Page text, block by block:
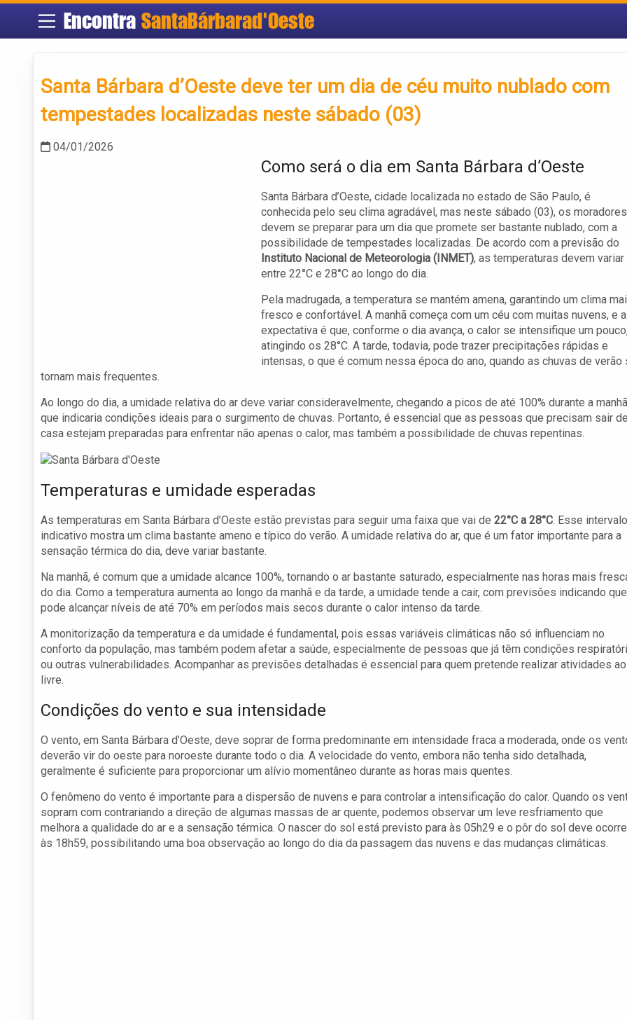
Encontra SantaBárbarad'Oeste
Santa Bárbara d’Oeste deve ter um dia de céu muito nublado com
tempestades localizadas neste sábado (03)
04/01/2026
Como será o dia em Santa Bárbara d’Oeste
Santa Bárbara d’Oeste, cidade localizada no estado de São Paulo, é
conhecida pelo seu clima agradável, mas neste sábado (03), os moradores
devem se preparar para um dia que promete ser bastante nublado, com a
possibilidade de tempestades localizadas. De acordo com a previsão do
Instituto Nacional de Meteorologia (INMET), as temperaturas devem variar
entre 22°C e 28°C ao longo do dia.
Pela madrugada, a temperatura se mantém amena, garantindo um clima
fresco e confortável. A manhã começa com um céu com muitas nuvens, e a
expectativa é que, conforme o dia avança, o calor se intensifique um
atingindo os 28°C. A tarde, todavia, pode trazer precipitações rápidas e
intensas, o que é comum nessa época do ano, quando as chuvas de verão
tornam mais frequentes.
Ao longo do dia, a umidade relativa do ar deve variar consideravelmente, chegando a picos de até 100% durante a
que indicaria condições ideais para o surgimento de chuvas. Portanto, é essencial que as pessoas que precisam sair
casa estejam preparadas para enfrentar não apenas o calor, mas também a possibilidade de chuvas repentinas.
Temperaturas e umidade esperadas
As temperaturas em Santa Bárbara d’Oeste estão previstas para seguir uma faixa que vai de 22°C a 28°C. Esse intervalo
indicativo mostra um clima bastante ameno e típico do verão. A umidade relativa do ar, que é um fator importante para a
sensação térmica do dia, deve variar bastante.
Na manhã, é comum que a umidade alcance 100%, tornando o ar bastante saturado, especialmente nas horas mais
do dia. Como a temperatura aumenta ao longo da manhã e da tarde, a umidade tende a cair, com previsões indicando que
pode alcançar níveis de até 70% em períodos mais secos durante o calor intenso da tarde.
A monitorização da temperatura e da umidade é fundamental, pois essas variáveis climáticas não só influenciam no
conforto da população, mas também podem afetar a saúde, especialmente de pessoas que já têm condições
ou outras vulnerabilidades. Acompanhar as previsões detalhadas é essencial para quem pretende realizar atividades
livre.
Condições do vento e sua intensidade
O vento, em Santa Bárbara d’Oeste, deve soprar de forma predominante em intensidade fraca a moderada, onde os
deverão vir do oeste para noroeste durante todo o dia. A velocidade do vento, embora não tenha sido detalhada,
geralmente é suficiente para proporcionar um alívio momentâneo durante as horas mais quentes.
O fenômeno do vento é importante para a dispersão de nuvens e para controlar a intensificação do calor. Quando os
sopram com contrariando a direção de algumas massas de ar quente, podemos observar um leve resfriamento que
melhora a qualidade do ar e a sensação térmica. O nascer do sol está previsto para às 05h29 e o pôr do sol deve
às 18h59, possibilitando uma boa observação ao longo do dia da passagem das nuvens e das mudanças climáticas.